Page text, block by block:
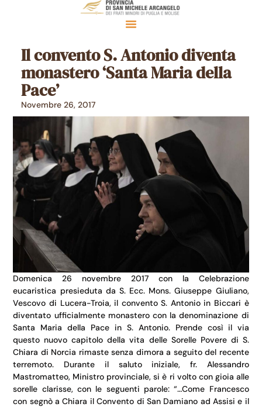
Il convento S. Antonio diventa
monastero ‘Santa Maria della
Pace’
Novembre 26, 2017
Domenica 26 novembre 2017 con la Celebrazione
eucaristica presieduta da S. Ecc. Mons. Giuseppe Giuliano,
Vescovo di Lucera-Troia, il convento S. Antonio in Biccari è
diventato ufficialmente monastero con la denominazione di
Santa Maria della Pace in S. Antonio. Prende così il via
questo nuovo capitolo della vita delle Sorelle Povere di S.
Chiara di Norcia rimaste senza dimora a seguito del recente
terremoto. Durante il saluto iniziale, fr. Alessandro
Mastromatteo, Ministro provinciale, si è ri volto con gioia alle
sorelle clarisse, con le seguenti parole: “…Come Francesco
con segnò a Chiara il Convento di San Damiano ad Assisi e il